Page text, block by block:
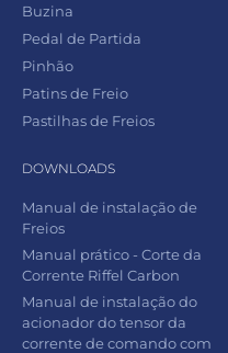
Buzina
Pedal de Partida
Pinhão
Patins de Freio
Pastilhas de Freios
DOWNLOADS
Manual de instalação de
Freios
Manual prático - Corte da
Corrente Riffel Carbon
Manual de instalação do
acionador do tensor da
corrente de comando com